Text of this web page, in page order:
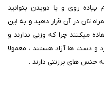
روی و یا دویدن بتوانید
تان در آن قرار دهید و به این
میکنند چرا که وزنی ندارند و
و دست ها آزاد هستند ، معمولا
های برزنتی دارند .